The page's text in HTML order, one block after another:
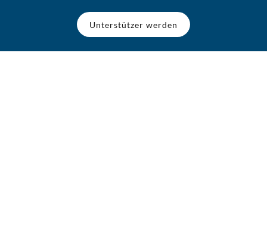
Unterstützer werden